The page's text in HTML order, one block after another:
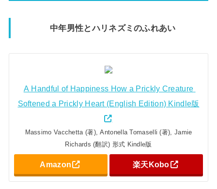
中年男性とハリネズミのふれあい
A Handful of Happiness How a Prickly Creature
Softened a Prickly Heart (English Edition) Kindle版
Massimo Vacchetta (著), Antonella Tomaselli (著), Jamie
Richards (翻訳) 形式 Kindle版
Amazon 楽天Kobo